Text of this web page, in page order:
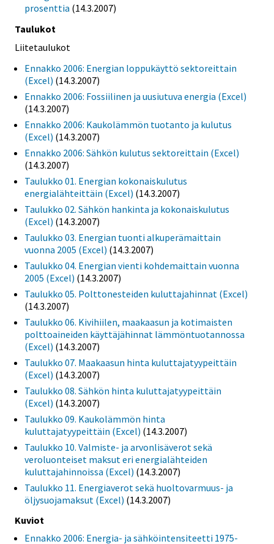
prosenttia (14.3.2007)
Taulukot
Liitetaulukot
Ennakko 2006: Energian loppukäyttö sektoreittain
(Excel) (14.3.2007)
Ennakko 2006: Fossiilinen ja uusiutuva energia (Excel)
(14.3.2007)
Ennakko 2006: Kaukolämmön tuotanto ja kulutus
(Excel) (14.3.2007)
Ennakko 2006: Sähkön kulutus sektoreittain (Excel)
(14.3.2007)
Taulukko 01. Energian kokonaiskulutus
energialähteittäin (Excel) (14.3.2007)
Taulukko 02. Sähkön hankinta ja kokonaiskulutus
(Excel) (14.3.2007)
Taulukko 03. Energian tuonti alkuperämaittain
vuonna 2005 (Excel) (14.3.2007)
Taulukko 04. Energian vienti kohdemaittain vuonna
2005 (Excel) (14.3.2007)
Taulukko 05. Polttonesteiden kuluttajahinnat (Excel)
(14.3.2007)
Taulukko 06. Kivihiilen, maakaasun ja kotimaisten
polttoaineiden käyttäjähinnat lämmöntuotannossa
(Excel) (14.3.2007)
Taulukko 07. Maakaasun hinta kuluttajatyypeittäin
(Excel) (14.3.2007)
Taulukko 08. Sähkön hinta kuluttajatyypeittäin
(Excel) (14.3.2007)
Taulukko 09. Kaukolämmön hinta
kuluttajatyypeittäin (Excel) (14.3.2007)
Taulukko 10. Valmiste- ja arvonlisäverot sekä
veroluonteiset maksut eri energialähteiden
kuluttajahinnoissa (Excel) (14.3.2007)
Taulukko 11. Energiaverot sekä huoltovarmuus- ja
öljysuojamaksut (Excel) (14.3.2007)
Kuviot
Ennakko 2006: Energia- ja sähköintensiteetti 1975-